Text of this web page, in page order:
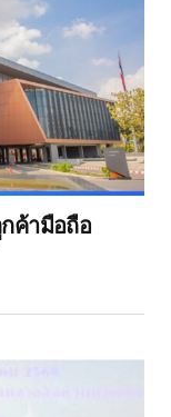
ค้ามือถือ